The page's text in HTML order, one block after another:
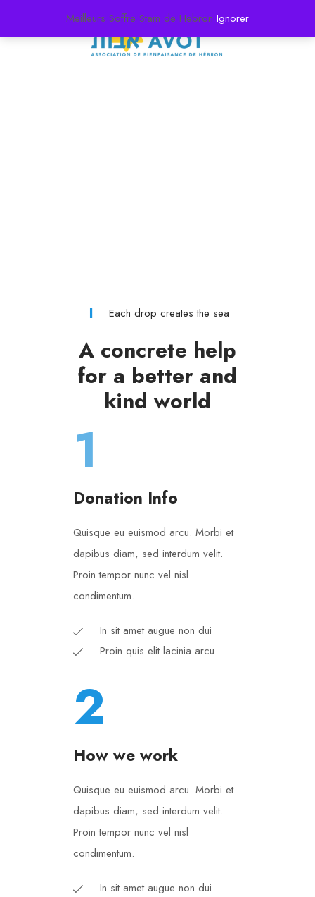
Meilleurs Soffre Stam de Hebron Ignorer
Each drop creates the sea
A concrete help
for a better and
kind world
1
Donation Info
Quisque eu euismod arcu. Morbi et
dapibus diam, sed interdum velit.
Proin tempor nunc vel nisl
condimentum.
In sit amet augue non dui
Proin quis elit lacinia arcu
2
How we work
Quisque eu euismod arcu. Morbi et
dapibus diam, sed interdum velit.
Proin tempor nunc vel nisl
condimentum.
In sit amet augue non dui